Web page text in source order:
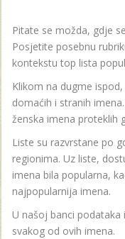
Pitate se možda, gdje
Posjetite posebnu
kontekstu top lista
Klikom na dugme
domaćih i stranih
ženska imena proteklih
Liste su razvrstane po
regionima. Uz liste,
imena bila popularna,
najpopularnija imena.
U našoj banci
svakog od ovih imena.